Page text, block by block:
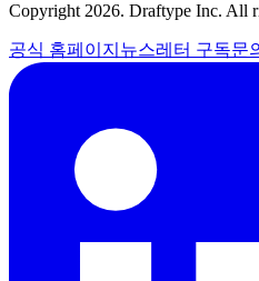
Copyright 2026. Draftype Inc. All
공식 홈페이지 뉴스레터 구독문